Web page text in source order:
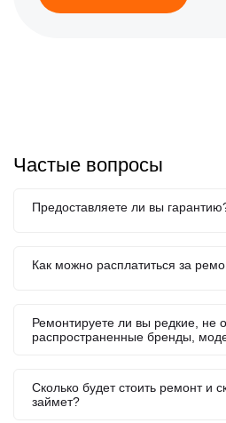
Частые вопросы
Предоставляете ли вы
Как можно расплатиться за
Ремонтируете ли вы редкие, не
распространенные бренды,
Сколько будет стоить ремонт и
займет?